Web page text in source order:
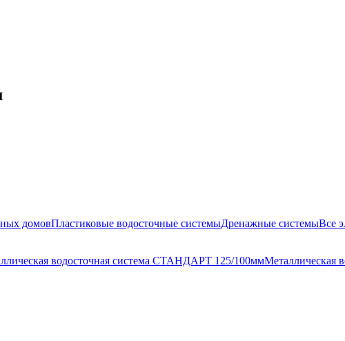
домовПластиковые водосточные системыДренажные системыВсе
водосточная система СТАНДАРТ 125/100ммМеталлическая